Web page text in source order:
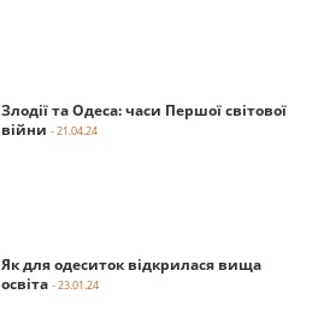
Злодії та Одеса: часи Першої світової
війни - 21.04.24
Як для одеситок відкрилася вища
освіта - 23.01.24